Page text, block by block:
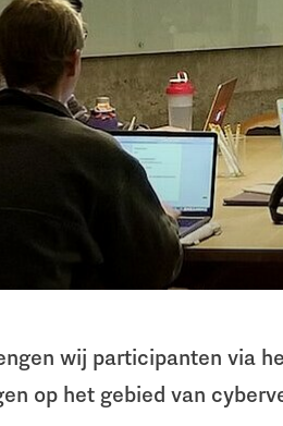
wij participanten via
op het gebied van